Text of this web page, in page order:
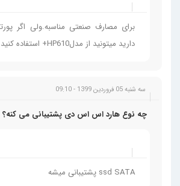
دارید میتونید از مدلHP610+ استفاده کنید
سه شنبه 05 فروردین 1399 - 09:10
چه نوع هارد اس اس دی پشتیبانی می کنه؟
ssd SATA پشتیبانی میشه